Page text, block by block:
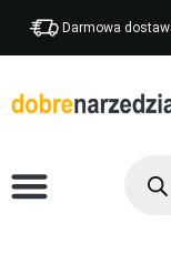
Darmowa